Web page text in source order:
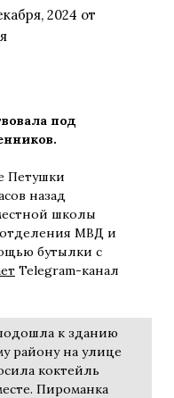
2024 от
под
Петушки
назад
школы
МВД и
бутылки с
Telegram-канал
к зданию
району на улице
коктейль
Пироманка